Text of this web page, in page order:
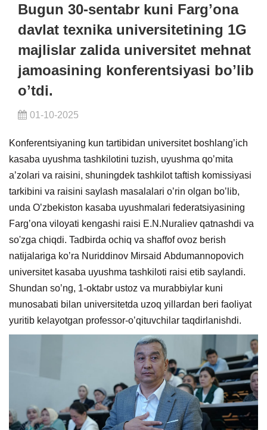
Bugun 30-sentabr kuni Fargʼona
davlat texnika universitetining 1G
majlislar zalida universitet mehnat
jamoasining konferentsiyasi boʼlib
oʼtdi.
01-10-2025
Konferentsiyaning kun tartibidan universitet boshlangʼich
kasaba uyushma tashkilotini tuzish, uyushma qoʼmita
aʼzolari va raisini, shuningdek tashkilot taftish komissiyasi
tarkibini va raisini saylash masalalari oʼrin olgan boʼlib,
unda Oʼzbekiston kasaba uyushmalari federatsiyasining
Fargʼona viloyati kengashi raisi E.N.Nuraliev qatnashdi va
so'zga chiqdi. Tadbirda ochiq va shaffof ovoz berish
natijalariga koʼra Nuriddinov Mirsaid Аbdumannopovich
universitet kasaba uyushma tashkiloti raisi etib saylandi.
Shundan soʼng, 1-oktabr ustoz va murabbiylar kuni
munosabati bilan universitetda uzoq yillardan beri faoliyat
yuritib kelayotgan professor-oʼqituvchilar taqdirlanishdi.